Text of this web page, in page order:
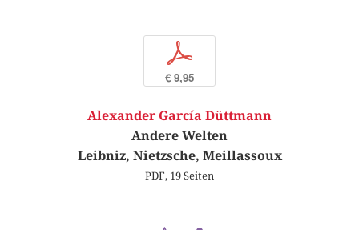
p
€ 9,95
Alexander García Düttmann
Andere Welten
Leibniz, Nietzsche, Meillassoux
PDF, 19 Seiten